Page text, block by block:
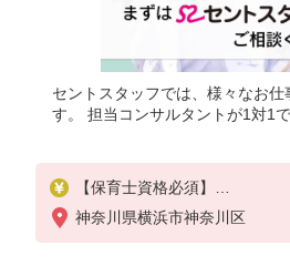
セントスタッフでは、様々なお仕
す。 担当コンサルタントが1対1
【保育士資格必須】
時給：1,500円〜1,700円
神奈川県横浜市神奈川区